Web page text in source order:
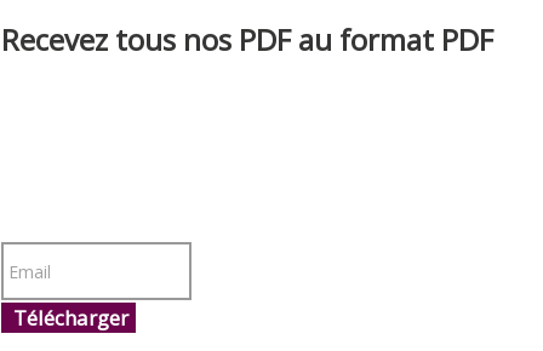
Recevez tous nos PDF au format PDF
Télécharger